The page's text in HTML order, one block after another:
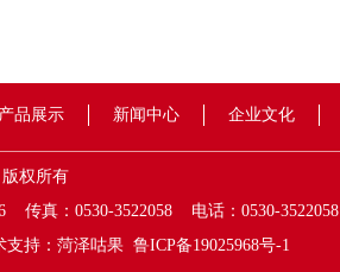
产品展示 新闻中心 企业文化
权所有
传真：0530-3522058 电话：0530-3522058
持：菏泽咕果 鲁ICP备19025968号-1